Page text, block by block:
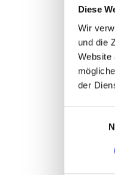
Diese
Wir
und die
Website
der